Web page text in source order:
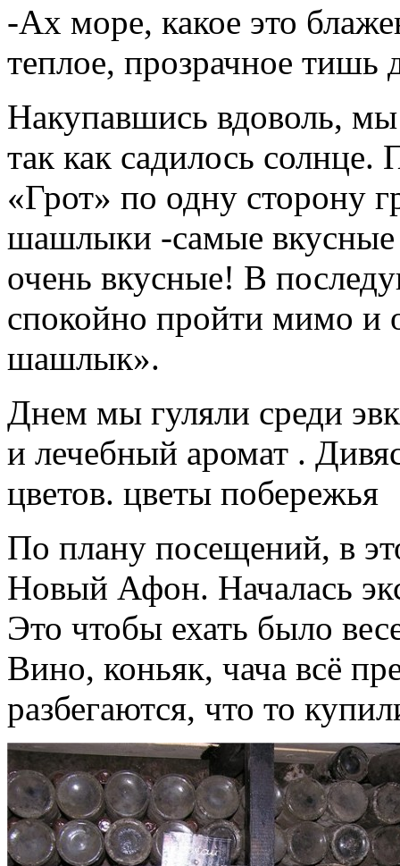
-Ах море, какое это
теплое, прозрачное тишь
Накупавшись вдоволь,
так как садилось
«Грот» по одну сторону
шашлыки -самые вкусные
очень вкусные! В
спокойно пройти мимо и
шашлык».
Днем мы гуляли среди
и лечебный аромат .
цветов. цветы побережья
По плану посещений, в
Новый Афон. Началась
Это чтобы ехать было
Вино, коньяк, чача всё
разбегаются, что то